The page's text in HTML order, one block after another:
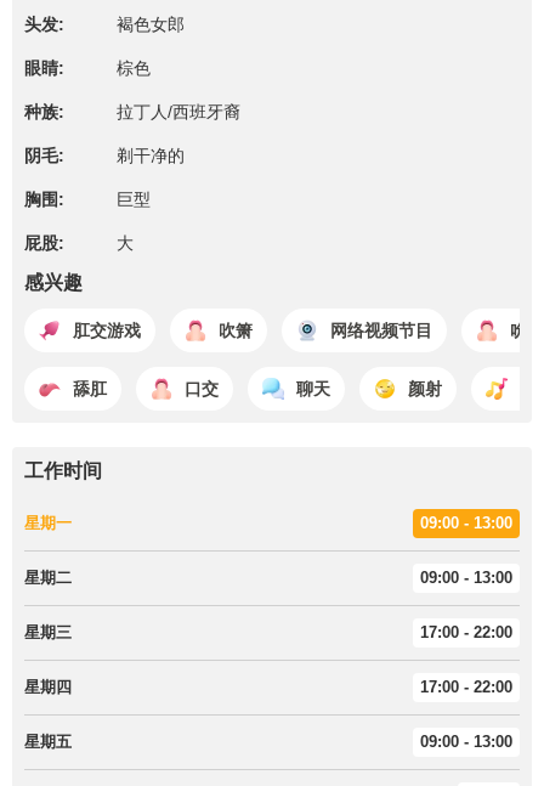
头发: 褐色女郎
眼睛: 棕色
种族: 拉丁人/西班牙裔
阴毛: 剃干净的
胸围: 巨型
屁股: 大
感兴趣
肛交游戏 吹箫 网络视频节目 吮
舔肛 口交 聊天 颜射
工作时间
星期一 09:00 - 13:00
星期二 09:00 - 13:00
星期三 17:00 - 22:00
星期四 17:00 - 22:00
星期五 09:00 - 13:00